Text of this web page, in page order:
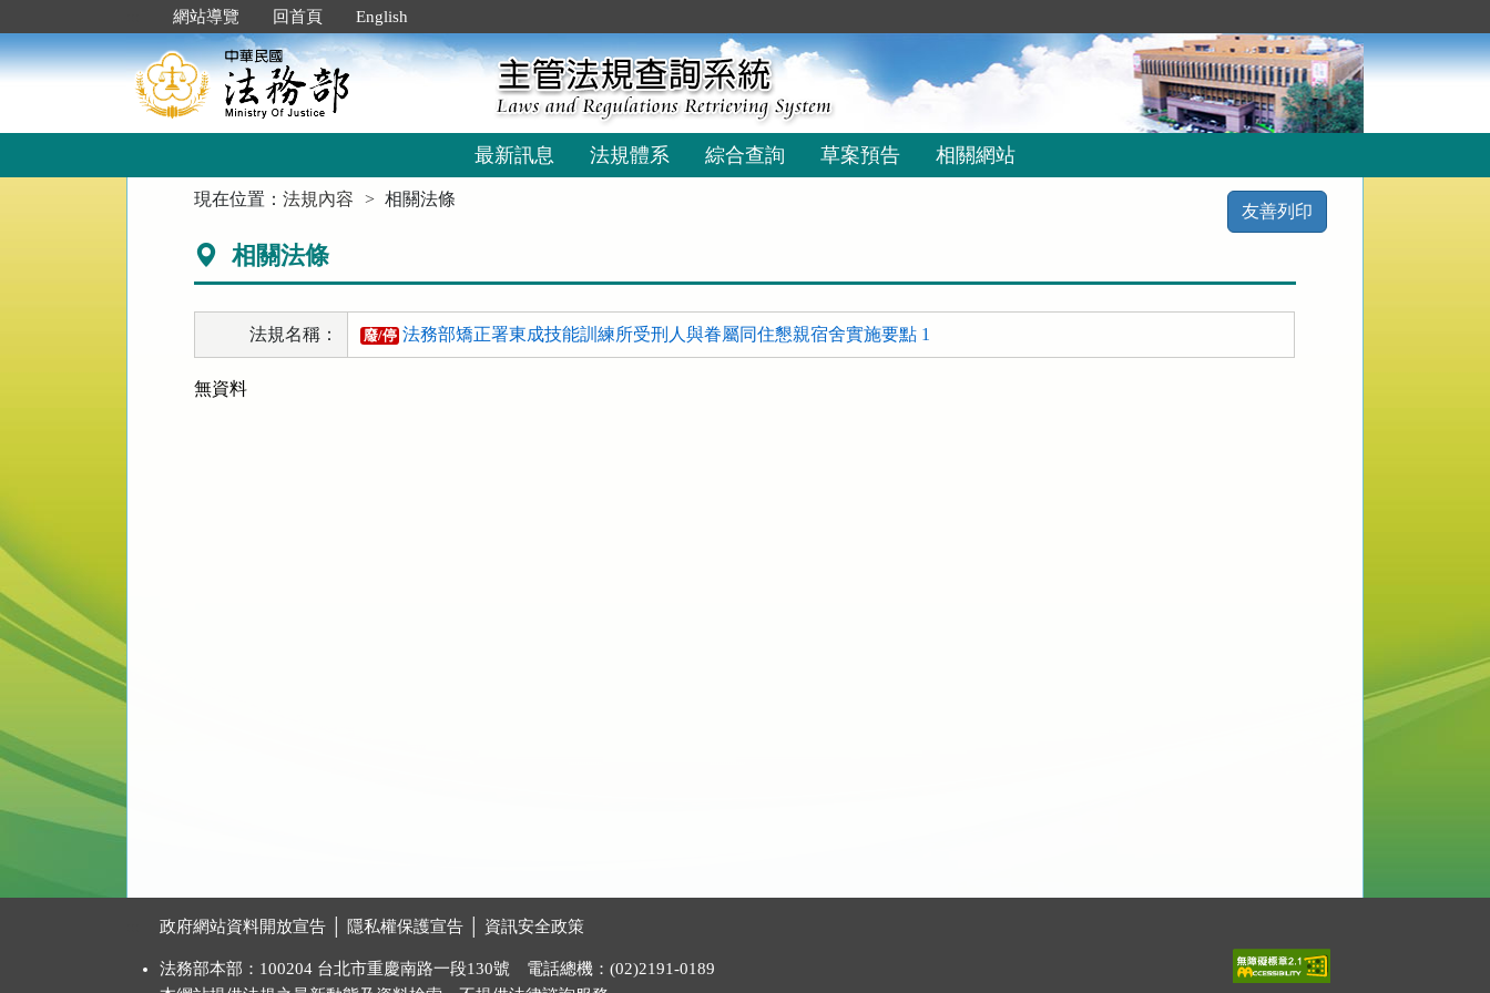
到
主
要
網站導覽 回首頁 English
最新訊息 法規體系 綜合查詢 草案預告 相關網站
現在位置：法規內容 相關法條
友善列印
相關法條
法規名稱： 廢/停 法務部矯正署東成技能訓練所受刑人與眷屬同住懇親宿舍實施要點 1
無資料
政府網站資料開放宣告 隱私權保護宣告 資訊安全政策
法務部本部：100204 台北市重慶南路一段130號 電話總機：(02)2191-0189